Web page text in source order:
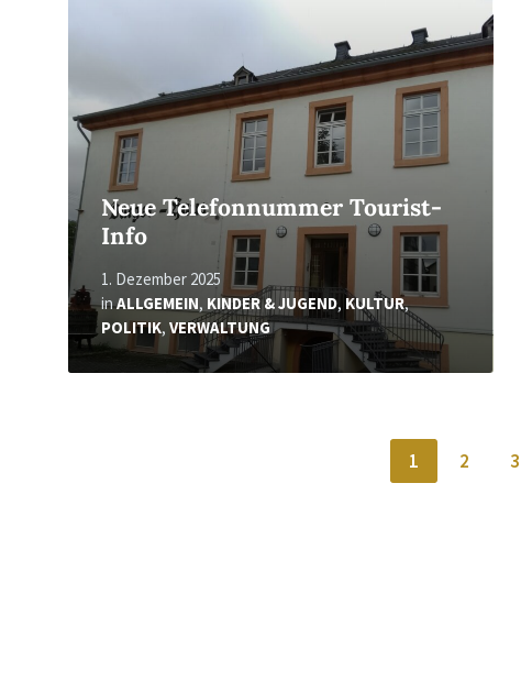
Neue Telefonnummer Tourist-
Info
1. Dezember 2025
inALLGEMEIN, KINDER & JUGEND, KULTUR,
POLITIK, VERWALTUNG
Seitennummerierung
1 2 3